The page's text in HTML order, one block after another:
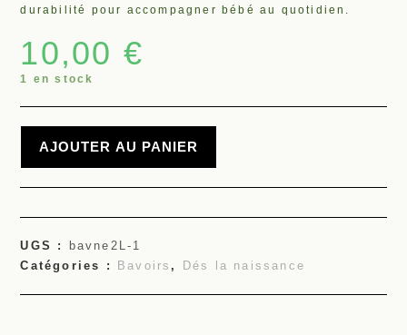
durabilité pour accompagner bébé au quotidien.
10,00 €
1 en stock
AJOUTER AU PANIER
UGS :
bavne2L-1
Catégories :
Bavoirs , Dés la naissance